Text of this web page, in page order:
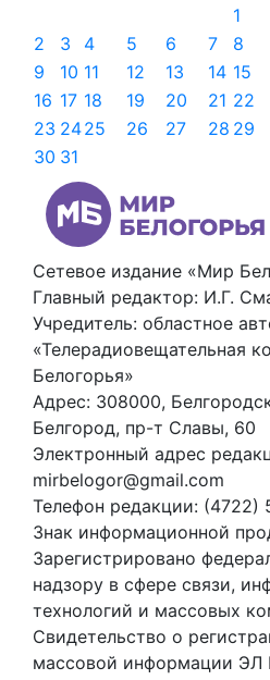
1
2
3 4 5 6 7
8
9
10 11 12 13 14 15
16 17 18 19 20 21 22
23 2425 26 27 28 29
30 31
Сетевое издание «Мир
Главный редактор: И.Г.
Учредитель: областное
«Телерадиовещательная
Белогорья»
Адрес: 308000,
Белгород, пр-т Славы, 60
Электронный адрес
mirbelogor@gmail.com
Телефон редакции: (4722)
Знак информационной
Зарегистрировано
надзору в сфере связи,
технологий и массовых
Свидетельство о
массовой информации